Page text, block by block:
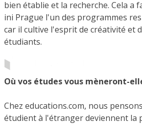
bien établie et la recherche. Cela a
ini Prague l'un des programmes
car il cultive l'esprit de créativité et
étudiants.
Où vos études vous mèneront-
Chez educations.com, nous
étudient à l'étranger deviennent la